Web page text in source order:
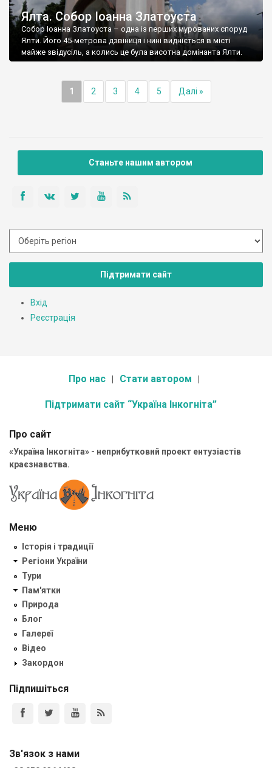
Ялта. Собор Іоанна Златоуста
Собор Іоанна Златоуста – одна із перших мурованих споруд
Ялти. Його 45-метрова дзвіниця і нині видніється в місті
майже звідусіль, а колись це була висотна домінанта Ялти.
1 2 3 4 5 Далі »
Станьте нашим автором
Підтримати сайт
Вхід
Реєстрація
Про нас Стати автором
Підтримати сайт “Україна Інкогніта”
Про сайт
«Україна Інкогніта» - неприбутковий проект ентузіастів
краєзнавства.
Меню
Історія і традиції
Регіони України
Тури
Пам'ятки
Природа
Блог
Галереї
Відео
Закордон
Підпишіться
Зв'язок з нами